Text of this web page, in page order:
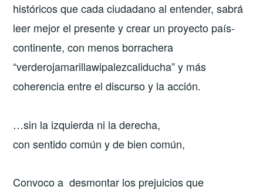
históricos que cada ciudadano al entender, sabrá
leer mejor el presente y crear un proyecto país-
continente, con menos borrachera
“verderojamarillawipalezcaliducha” y más
coherencia entre el discurso y la acción.
…sin la izquierda ni la derecha,
con sentido común y de bien común,
Convoco a desmontar los prejuicios que